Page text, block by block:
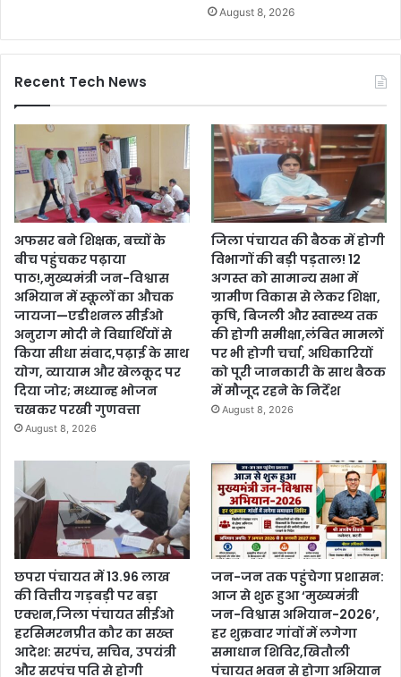
August 8, 2026
Recent Tech News
अफसर बने शिक्षक, बच्चों के
बीच पहुंचकर पढ़ाया
पाठ!,मुख्यमंत्री जन-विश्वास
अभियान में स्कूलों का औचक
जायजा—एडीशनल सीईओ
अनुराग मोदी ने विद्यार्थियों से
किया सीधा संवाद,पढ़ाई के साथ
योग, व्यायाम और खेलकूद पर
दिया जोर; मध्यान्ह भोजन
चखकर परखी गुणवत्ता
August 8, 2026
जिला पंचायत की बैठक में होगी
विभागों की बड़ी पड़ताल! 12
अगस्त को सामान्य सभा में
ग्रामीण विकास से लेकर शिक्षा,
कृषि, बिजली और स्वास्थ्य तक
की होगी समीक्षा,लंबित मामलों
पर भी होगी चर्चा, अधिकारियों
को पूरी जानकारी के साथ बैठक
में मौजूद रहने के निर्देश
August 8, 2026
छपरा पंचायत में 13.96 लाख
की वित्तीय गड़बड़ी पर बड़ा
एक्शन,जिला पंचायत सीईओ
हरसिमरनप्रीत कौर का सख्त
आदेश: सरपंच, सचिव, उपयंत्री
और सरपंच पति से होगी
जन-जन तक पहुंचेगा प्रशासन:
आज से शुरू हुआ ‘मुख्यमंत्री
जन-विश्वास अभियान-2026’,
हर शुक्रवार गांवों में लगेगा
समाधान शिविर,खितौली
पंचायत भवन से होगा अभियान